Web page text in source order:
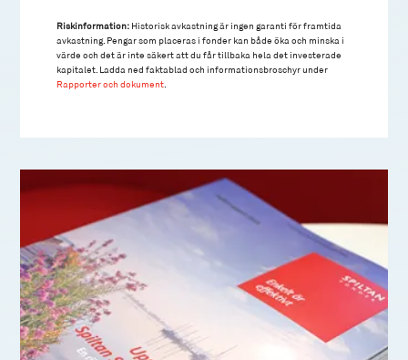
Riskinformation: Historisk avkastning är ingen garanti för framtida
avkastning. Pengar som placeras i fonder kan både öka och minska i
värde och det är inte säkert att du får tillbaka hela det investerade
kapitalet. Ladda ned faktablad och informationsbroschyr under
Rapporter och dokument